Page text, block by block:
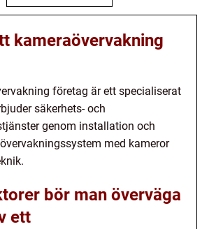
kameraövervakning
företag är ett specialiserat
säkerhets- och
genom installation och
med kameror
bör man överväga
ett